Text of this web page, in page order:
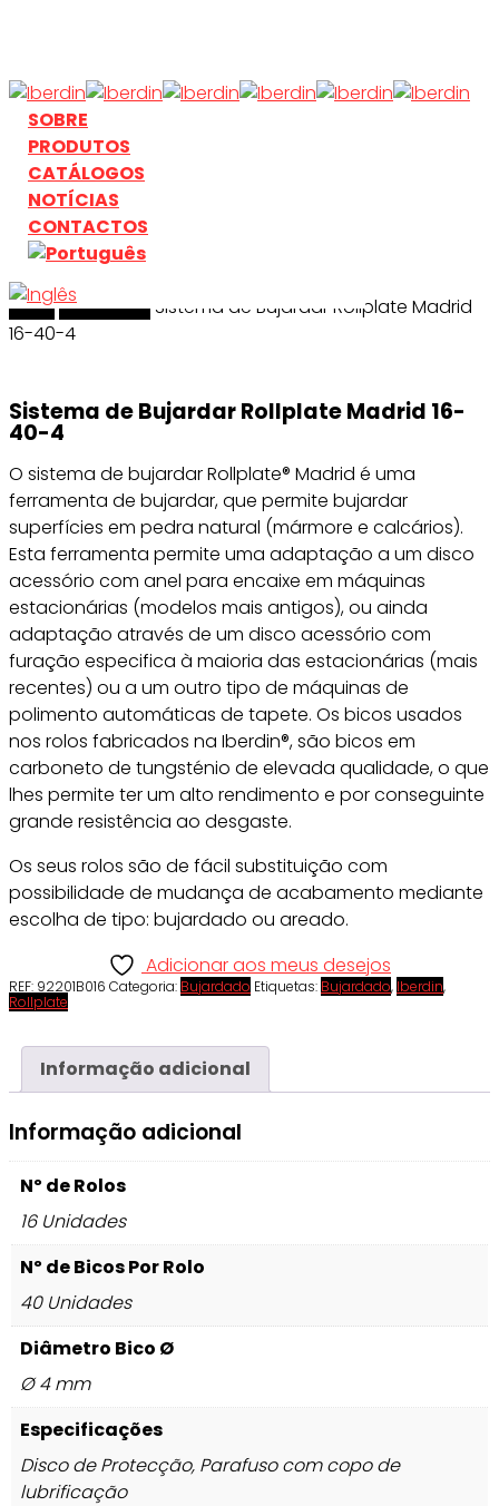
main
content
search
Menu
SOBRE
PRODUTOS
CATÁLOGOS
NOTÍCIAS
CONTACTOS
search
InícioBujardado Sistema de Bujardar Rollplate Madrid
16-40-4
Sistema de Bujardar Rollplate Madrid 16-
40-4
O sistema de bujardar Rollplate® Madrid é uma
ferramenta de bujardar, que permite bujardar
superfícies em pedra natural (mármore e calcários).
Esta ferramenta permite uma adaptação a um disco
acessório com anel para encaixe em máquinas
estacionárias (modelos mais antigos), ou ainda
adaptação através de um disco acessório com
furação especifica à maioria das estacionárias (mais
recentes) ou a um outro tipo de máquinas de
polimento automáticas de tapete. Os bicos usados
nos rolos fabricados na Iberdin®, são bicos em
carboneto de tungsténio de elevada qualidade, o que
lhes permite ter um alto rendimento e por conseguinte
grande resistência ao desgaste.
Os seus rolos são de fácil substituição com
possibilidade de mudança de acabamento mediante
escolha de tipo: bujardado ou areado.
Adicionar aos meus desejos
REF: 92201B016 Categoria: Bujardado Etiquetas: Bujardado, Iberdin,
Rollplate
Informação adicional
Informação adicional
Nº de Rolos
16 Unidades
Nº de Bicos Por Rolo
40 Unidades
Diâmetro Bico Ø
Ø 4 mm
Especificações
Disco de Protecção, Parafuso com copo de
lubrificação